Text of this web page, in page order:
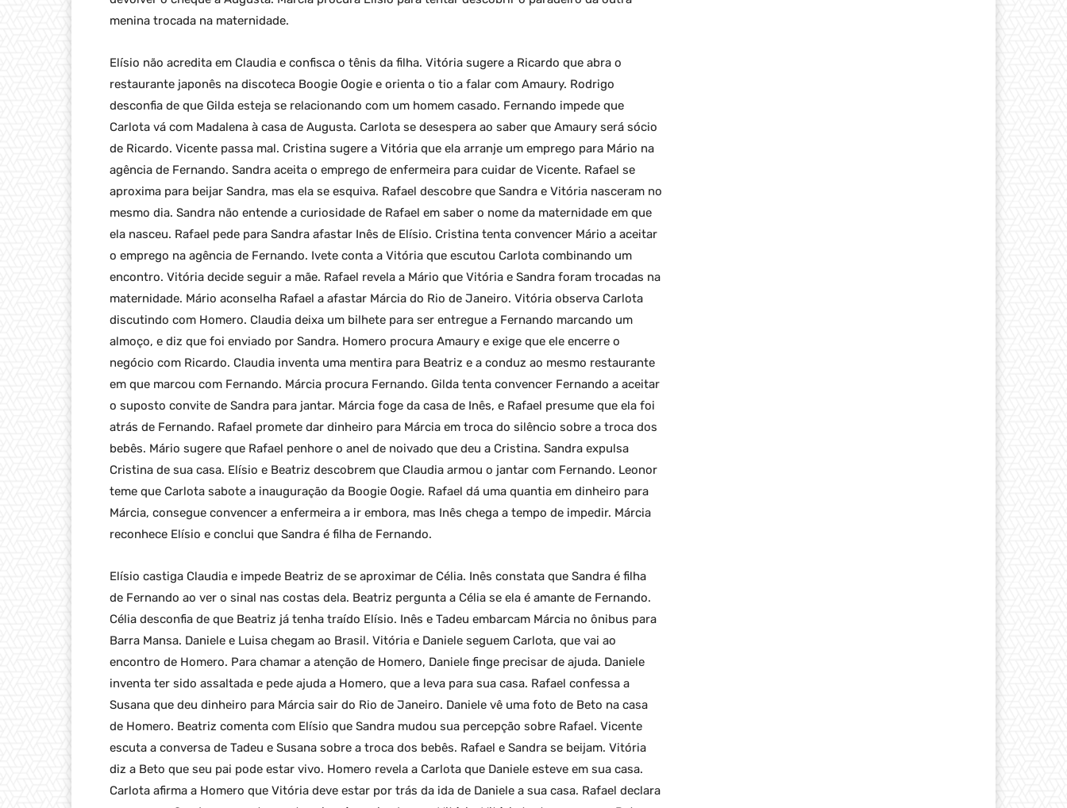
menina trocada na maternidade.
Elísio não acredita em Claudia e confisca o tênis da filha. Vitória sugere a Ricardo que abra o
restaurante japonês na discoteca Boogie Oogie e orienta o tio a falar com Amaury. Rodrigo
desconfia de que Gilda esteja se relacionando com um homem casado. Fernando impede que
Carlota vá com Madalena à casa de Augusta. Carlota se desespera ao saber que Amaury será sócio
de Ricardo. Vicente passa mal. Cristina sugere a Vitória que ela arranje um emprego para Mário na
agência de Fernando. Sandra aceita o emprego de enfermeira para cuidar de Vicente. Rafael se
aproxima para beijar Sandra, mas ela se esquiva. Rafael descobre que Sandra e Vitória nasceram no
mesmo dia. Sandra não entende a curiosidade de Rafael em saber o nome da maternidade em que
ela nasceu. Rafael pede para Sandra afastar Inês de Elísio. Cristina tenta convencer Mário a aceitar
o emprego na agência de Fernando. Ivete conta a Vitória que escutou Carlota combinando um
encontro. Vitória decide seguir a mãe. Rafael revela a Mário que Vitória e Sandra foram trocadas na
maternidade. Mário aconselha Rafael a afastar Márcia do Rio de Janeiro. Vitória observa Carlota
discutindo com Homero. Claudia deixa um bilhete para ser entregue a Fernando marcando um
almoço, e diz que foi enviado por Sandra. Homero procura Amaury e exige que ele encerre o
negócio com Ricardo. Claudia inventa uma mentira para Beatriz e a conduz ao mesmo restaurante
em que marcou com Fernando. Márcia procura Fernando. Gilda tenta convencer Fernando a aceitar
o suposto convite de Sandra para jantar. Márcia foge da casa de Inês, e Rafael presume que ela foi
atrás de Fernando. Rafael promete dar dinheiro para Márcia em troca do silêncio sobre a troca dos
bebês. Mário sugere que Rafael penhore o anel de noivado que deu a Cristina. Sandra expulsa
Cristina de sua casa. Elísio e Beatriz descobrem que Claudia armou o jantar com Fernando. Leonor
teme que Carlota sabote a inauguração da Boogie Oogie. Rafael dá uma quantia em dinheiro para
Márcia, consegue convencer a enfermeira a ir embora, mas Inês chega a tempo de impedir. Márcia
reconhece Elísio e conclui que Sandra é filha de Fernando.
Elísio castiga Claudia e impede Beatriz de se aproximar de Célia. Inês constata que Sandra é filha
de Fernando ao ver o sinal nas costas dela. Beatriz pergunta a Célia se ela é amante de Fernando.
Célia desconfia de que Beatriz já tenha traído Elísio. Inês e Tadeu embarcam Márcia no ônibus para
Barra Mansa. Daniele e Luisa chegam ao Brasil. Vitória e Daniele seguem Carlota, que vai ao
encontro de Homero. Para chamar a atenção de Homero, Daniele finge precisar de ajuda. Daniele
inventa ter sido assaltada e pede ajuda a Homero, que a leva para sua casa. Rafael confessa a
Susana que deu dinheiro para Márcia sair do Rio de Janeiro. Daniele vê uma foto de Beto na casa
de Homero. Beatriz comenta com Elísio que Sandra mudou sua percepção sobre Rafael. Vicente
escuta a conversa de Tadeu e Susana sobre a troca dos bebês. Rafael e Sandra se beijam. Vitória
diz a Beto que seu pai pode estar vivo. Homero revela a Carlota que Daniele esteve em sua casa.
Carlota afirma a Homero que Vitória deve estar por trás da ida de Daniele a sua casa. Rafael declara